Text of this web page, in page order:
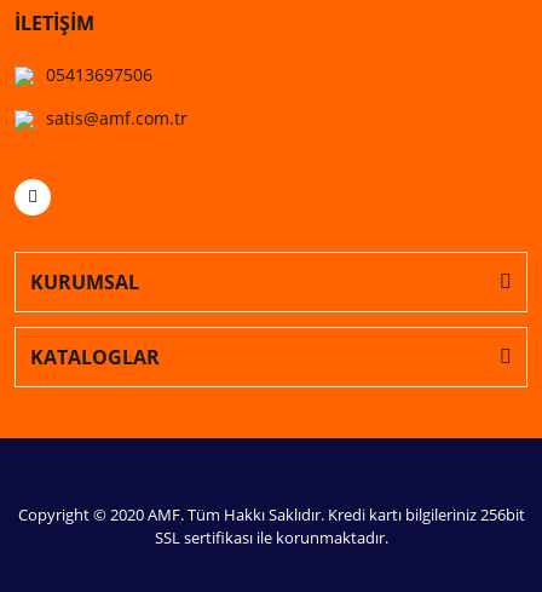
İLETİŞİM
05413697506
satis@amf.com.tr
KURUMSAL
KATALOGLAR
Copyright © 2020 AMF. Tüm Hakkı Saklıdır. Kredi kartı bilgileriniz 256bit
SSL sertifikası ile korunmaktadır.